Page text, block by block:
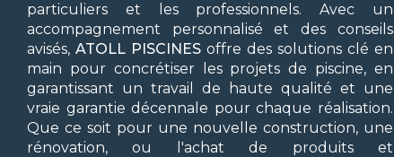
particuliers et les professionnels. Avec un
accompagnement personnalisé et des conseils
avisés, ATOLL PISCINES offre des solutions clé en
main pour concrétiser les projets de piscine, en
garantissant un travail de haute qualité et une
vraie garantie décennale pour chaque réalisation.
Que ce soit pour une nouvelle construction, une
rénovation, ou l'achat de produits et